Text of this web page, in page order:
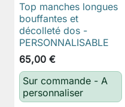
Top manches longues
bouffantes et
décolleté dos -
PERSONNALISABLE
65,00 €
Sur commande - A
personnaliser